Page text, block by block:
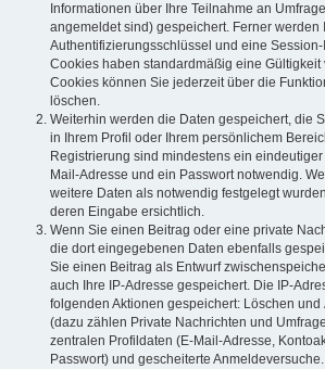
Informationen über Ihre Teilnahme an
angemeldet sind) gespeichert. Ferner werden
Authentifizierungsschlüssel und eine
Cookies haben standardmäßig eine Gültigkeit
Cookies können Sie jederzeit über die
löschen.
Weiterhin werden die Daten gespeichert, die
in Ihrem Profil oder Ihrem persönlichem
Registrierung sind mindestens ein
Mail-Adresse und ein Passwort notwendig.
weitere Daten als notwendig festgelegt
deren Eingabe ersichtlich.
Wenn Sie einen Beitrag oder eine private
die dort eingegebenen Daten ebenfalls
Sie einen Beitrag als Entwurf
auch Ihre IP-Adresse gespeichert. Die IP-
folgenden Aktionen gespeichert: Löschen
(dazu zählen Private Nachrichten und
zentralen Profildaten (E-Mail-Adresse,
Passwort) und gescheiterte